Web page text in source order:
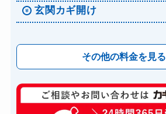
玄関カギ開け
その他の料金を見る
玄関カギ修理